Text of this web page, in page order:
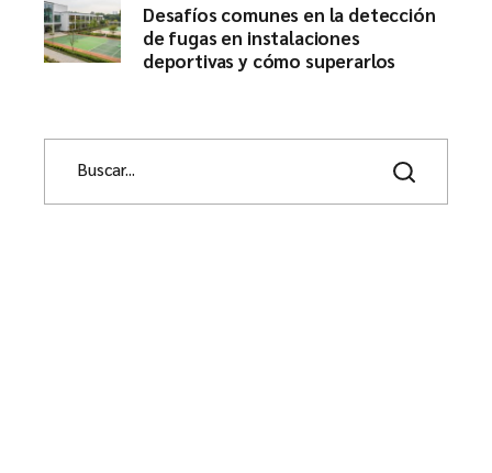
Desafíos comunes en la detección
de fugas en instalaciones
deportivas y cómo superarlos